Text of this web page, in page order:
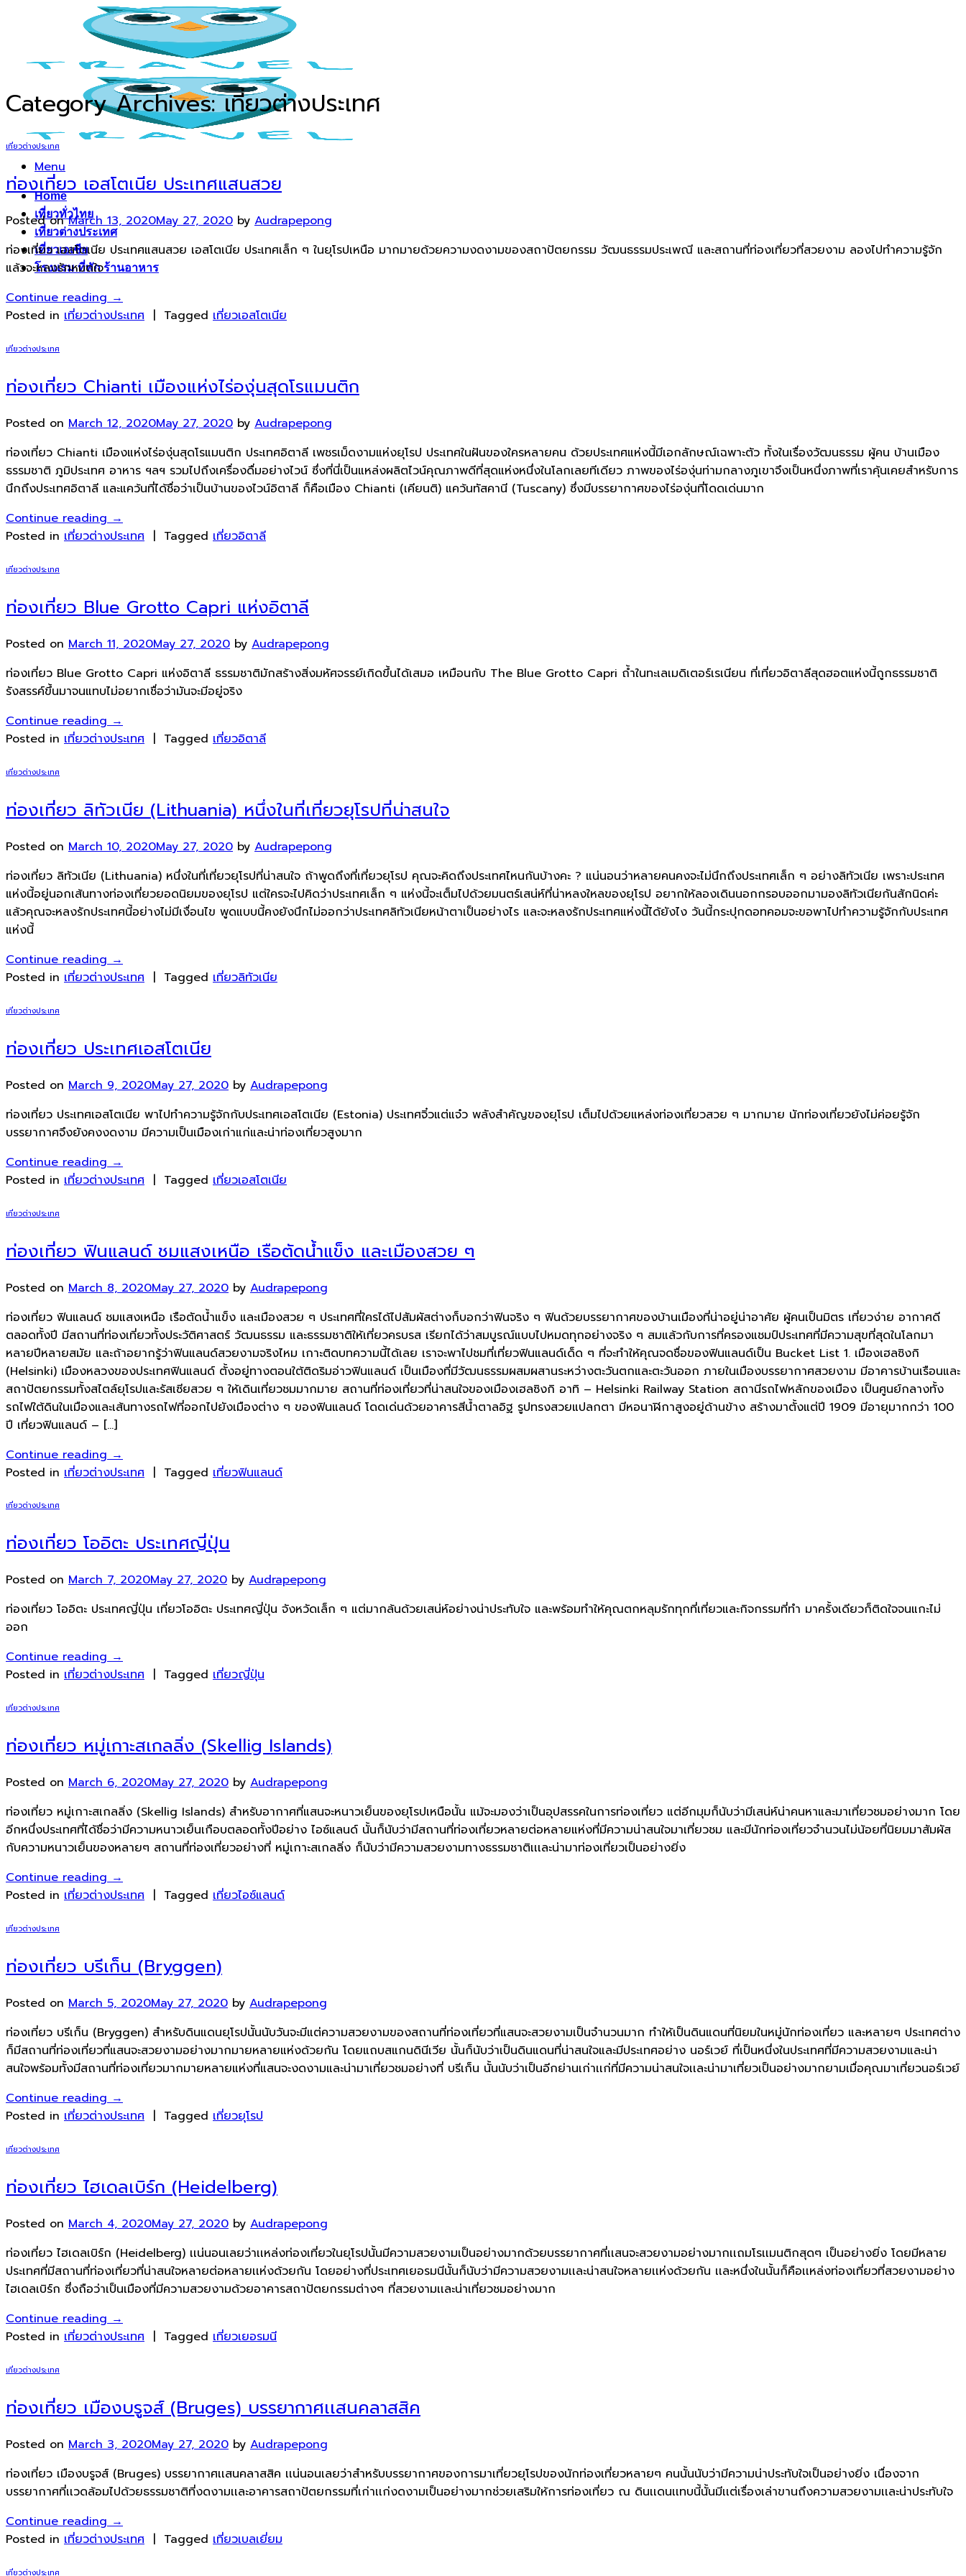
Menu
Home
เที่ยวทั่วไทย
เที่ยวต่างประเทศ
เที่ยวเอเชีย
โรงแรม ที่พัก ร้านอาหาร
Category Archives:เที่ยวต่างประเทศ
เที่ยวต่างประเทศ
ท่องเที่ยว เอสโตเนีย ประเทศแสนสวย
Posted onMarch 13, 2020May 27, 2020 by Audrapepong
ท่องเที่ยว เอสโตเนีย ประเทศแสนสวย เอสโตเนีย ประเทศเล็ก ๆ ในยุโรปเหนือ มากมายด้วยความงดงามของสถาปัตยกรรม วัฒนธรรมประเพณี และสถานที่ท่องเที่ยวที่สวยงาม ลองไปทำความรู้จัก
แล้วจะหลงรักหมดใจ
Continue reading→
Posted in เที่ยวต่างประเทศ | Tagged เที่ยวเอสโตเนีย
เที่ยวต่างประเทศ
ท่องเที่ยว Chianti เมืองแห่งไร่องุ่นสุดโรแมนติก
Posted on March 12, 2020May 27, 2020 by Audrapepong
ท่องเที่ยว Chianti เมืองแห่งไร่องุ่นสุดโรแมนติก ประเทศอิตาลี เพชรเม็ดงามแห่งยุโรป ประเทศในฝันของใครหลายคน ด้วยประเทศแห่งนี้มีเอกลักษณ์เฉพาะตัว ทั้งในเรื่องวัฒนธรรม ผู้คน บ้านเมือง
ธรรมชาติ ภูมิประเทศ อาหาร ฯลฯ รวมไปถึงเครื่องดื่มอย่างไวน์ ซึ่งที่นี่เป็นแหล่งผลิตไวน์คุณภาพดีที่สุดแห่งหนึ่งในโลกเลยทีเดียว ภาพของไร่องุ่นท่ามกลางภูเขาจึงเป็นหนึ่งภาพที่เราคุ้นเคยสำหรับการ
นึกถึงประเทศอิตาลี และแคว้นที่ได้ชื่อว่าเป็นบ้านของไวน์อิตาลี ก็คือเมือง Chianti (เคียนติ) แคว้นทัสคานี (Tuscany) ซึ่งมีบรรยากาศของไร่องุ่นที่โดดเด่นมาก
Continue reading→
Posted in เที่ยวต่างประเทศ | Tagged เที่ยวอิตาลี
เที่ยวต่างประเทศ
ท่องเที่ยว Blue Grotto Capri แห่งอิตาลี
Posted on March 11, 2020May 27, 2020 by Audrapepong
ท่องเที่ยว Blue Grotto Capri แห่งอิตาลี ธรรมชาติมักสร้างสิ่งมหัศจรรย์เกิดขึ้นได้เสมอ เหมือนกับ The Blue Grotto Capri ถ้ำในทะเลเมดิเตอร์เรเนียน ที่เที่ยวอิตาลีสุดฮอตแห่งนี้ถูกธรรมชาติ
รังสรรค์ขึ้นมาจนแทบไม่อยากเชื่อว่ามันจะมีอยู่จริง
Continue reading→
Posted in เที่ยวต่างประเทศ | Tagged เที่ยวอิตาลี
เที่ยวต่างประเทศ
ท่องเที่ยว ลิทัวเนีย (Lithuania) หนึ่งในที่เที่ยวยุโรปที่น่าสนใจ
Posted on March 10, 2020May 27, 2020 by Audrapepong
ท่องเที่ยว ลิทัวเนีย (Lithuania) หนึ่งในที่เที่ยวยุโรปที่น่าสนใจ ถ้าพูดถึงที่เที่ยวยุโรป คุณจะคิดถึงประเทศไหนกันบ้างคะ ? แน่นอนว่าหลายคนคงจะไม่นึกถึงประเทศเล็ก ๆ อย่างลิทัวเนีย เพราะประเทศ
แห่งนี้อยู่นอกเส้นทางท่องเที่ยวยอดนิยมของยุโรป แต่ใครจะไปคิดว่าประเทศเล็ก ๆ แห่งนี้จะเต็มไปด้วยมนตร์เสน่ห์ที่น่าหลงใหลของยุโรป อยากให้ลองเดินนอกกรอบออกมามองลิทัวเนียกันสักนิดค่ะ
แล้วคุณจะหลงรักประเทศนี้อย่างไม่มีเงื่อนไข พูดแบบนี้คงยังนึกไม่ออกว่าประเทศลิทัวเนียหน้าตาเป็นอย่างไร และจะหลงรักประเทศแห่งนี้ได้ยังไง วันนี้กระปุกดอทคอมจะขอพาไปทำความรู้จักกับประเทศ
แห่งนี้
Continue reading→
Posted in เที่ยวต่างประเทศ | Tagged เที่ยวลิทัวเนีย
เที่ยวต่างประเทศ
ท่องเที่ยว ประเทศเอสโตเนีย
Posted on March 9, 2020May 27, 2020 by Audrapepong
ท่องเที่ยว ประเทศเอสโตเนีย พาไปทำความรู้จักกับประเทศเอสโตเนีย (Estonia) ประเทศจิ๋วแต่แจ๋ว พลังสำคัญของยุโรป เต็มไปด้วยแหล่งท่องเที่ยวสวย ๆ มากมาย นักท่องเที่ยวยังไม่ค่อยรู้จัก
บรรยากาศจึงยังคงงดงาม มีความเป็นเมืองเก่าแก่และน่าท่องเที่ยวสูงมาก
Continue reading →
Posted in เที่ยวต่างประเทศ | Tagged เที่ยวเอสโตเนีย
เที่ยวต่างประเทศ
ท่องเที่ยว ฟินแลนด์ ชมแสงเหนือ เรือตัดน้ำแข็ง และเมืองสวย ๆ
Posted on March 8, 2020May 27, 2020 by Audrapepong
ท่องเที่ยว ฟินแลนด์ ชมแสงเหนือ เรือตัดน้ำแข็ง และเมืองสวย ๆ ประเทศที่ใครได้ไปสัมผัสต่างก็บอกว่าฟินจริง ๆ ฟินด้วยบรรยากาศของบ้านเมืองที่น่าอยู่น่าอาศัย ผู้คนเป็นมิตร เที่ยวง่าย อากาศดี
ตลอดทั้งปี มีสถานที่ท่องเที่ยวทั้งประวัติศาสตร์ วัฒนธรรม และธรรมชาติให้เที่ยวครบรส เรียกได้ว่าสมบูรณ์แบบไปหมดทุกอย่างจริง ๆ สมแล้วกับการที่ครองแชมป์ประเทศที่มีความสุขที่สุดในโลกมา
หลายปีหลายสมัย และถ้าอยากรู้ว่าฟินแลนด์สวยงามจริงไหม เกาะติดบทความนี้ได้เลย เราจะพาไปชมที่เที่ยวฟินแลนด์เด็ด ๆ ที่จะทำให้คุณจดชื่อของฟินแลนด์เป็น Bucket List 1. เมืองเฮลซิงกิ
(Helsinki) เมืองหลวงของประเทศฟินแลนด์ ตั้งอยู่ทางตอนใต้ติดริมอ่าวฟินแลนด์ เป็นเมืองที่มีวัฒนธรรมผสมผสานระหว่างตะวันตกและตะวันออก ภายในเมืองบรรยากาศสวยงาม มีอาคารบ้านเรือนและ
สถาปัตยกรรมทั้งสไตล์ยุโรปและรัสเซียสวย ๆ ให้เดินเที่ยวชมมากมาย สถานที่ท่องเที่ยวที่น่าสนใจของเมืองเฮลซิงกิ อาทิ – Helsinki Railway Station สถานีรถไฟหลักของเมือง เป็นศูนย์กลางทั้ง
รถไฟใต้ดินในเมืองและเส้นทางรถไฟที่ออกไปยังเมืองต่าง ๆ ของฟินแลนด์ โดดเด่นด้วยอาคารสีน้ำตาลอิฐ รูปทรงสวยแปลกตา มีหอนาฬิกาสูงอยู่ด้านข้าง สร้างมาตั้งแต่ปี 1909 มีอายุมากกว่า 100
ปี เที่ยวฟินแลนด์ – […]
Continue reading →
Posted in เที่ยวต่างประเทศ | Tagged เที่ยวฟินแลนด์
เที่ยวต่างประเทศ
ท่องเที่ยว โออิตะ ประเทศญี่ปุ่น
Posted on March 7, 2020May 27, 2020 by Audrapepong
ท่องเที่ยว โออิตะ ประเทศญี่ปุ่น เที่ยวโออิตะ ประเทศญี่ปุ่น จังหวัดเล็ก ๆ แต่มากล้นด้วยเสน่ห์อย่างน่าประทับใจ และพร้อมทำให้คุณตกหลุมรักทุกที่เที่ยวและกิจกรรมที่ทำ มาครั้งเดียวก็ติดใจจนแกะไม่
ออก
Continue reading→
Posted in เที่ยวต่างประเทศ | Tagged เที่ยวญี่ปุ่น
เที่ยวต่างประเทศ
ท่องเที่ยว หมู่เกาะสเกลลิ่ง (Skellig Islands)
Posted on March 6, 2020May 27, 2020 by Audrapepong
ท่องเที่ยว หมู่เกาะสเกลลิ่ง (Skellig Islands) สำหรับอากาศที่แสนจะหนาวเย็นของยุโรปเหนือนั้น แม้จะมองว่าเป็นอุปสรรคในการท่องเที่ยว แต่อีกมุมก็นับว่ามีเสน่ห์น่าคนหาและมาเที่ยวชมอย่างมาก โดย
อีกหนึ่งประเทศที่ได้ชื่อว่ามีความหนาวเย็นเกือบตลอดทั้งปีอย่าง ไอซ์แลนด์ นั้นก็นับว่ามีสถานที่ท่องเที่ยวหลายต่อหลายแห่งที่มีความน่าสนใจมาเที่ยวชม และมีนักท่องเที่ยวจำนวนไม่น้อยที่นิยมมาสัมผัส
กับความหนาวเย็นของหลายๆ สถานที่ท่องเที่ยวอย่างที่ หมู่เกาะสเกลลิ่ง ก็นับว่ามีความสวยงามทางธรรมชาติเเเละน่ามาท่องเที่ยวเป็นอย่างยิ่ง
Continue reading→
Posted in เที่ยวต่างประเทศ | Tagged เที่ยวไอซ์แลนด์
เที่ยวต่างประเทศ
ท่องเที่ยว บรีเก็น (Bryggen)
Posted on March 5, 2020May 27, 2020 by Audrapepong
ท่องเที่ยว บรีเก็น (Bryggen) สำหรับดินแดนยุโรปนั้นนับวันจะมีแต่ความสวยงามของสถานที่ท่องเที่ยวที่แสนจะสวยงามเป็นจำนวนมาก ทำให้เป็นดินแดนที่นิยมในหมู่นักท่องเที่ยว และหลายๆ ประเทศต่าง
ก็มีสถานที่ท่องเที่ยวที่แสนจะสวยงามอย่างมากมายหลายแห่งด้วยกัน โดยแถบสแกนดินีเวีย นั้นก็นับว่าเป็นดินแดนที่น่าสนใจและมีประเทศอย่าง นอร์เวย์ ที่เป็นหนึ่งในประเทศที่มีความสวยงามและน่า
สนใจพร้อมทั้งมีสถานที่ท่องเที่ยวมากมายหลายแห่งที่แสนจะงดงามและน่ามาเที่ยวชมอย่างที่ บรีเก็น นั้นนับว่าเป็นอีกย่านเก่าเเก่ที่มีความน่าสนใจเเละน่ามาเที่ยวเป็นอย่างมากยามเมื่อคุณมาเที่ยวนอร์เวย์
Continue reading→
Posted in เที่ยวต่างประเทศ | Tagged เที่ยวยุโรป
เที่ยวต่างประเทศ
ท่องเที่ยว ไฮเดลเบิร์ก (Heidelberg)
Posted on March 4, 2020May 27, 2020 by Audrapepong
ท่องเที่ยว ไฮเดลเบิร์ก (Heidelberg) เเน่นอนเลยว่าเเหล่งท่องเที่ยวในยุโรปนั้นมีความสวยงามเป็นอย่างมากด้วยบรรยากาศที่เเสนจะสวยงามอย่างมากเเถมโรเเมนติกสุดๆ เป็นอย่างยิ่ง โดยมีหลาย
ประเทศที่มีสถานที่ท่องเที่ยวที่น่าสนใจหลายต่อหลายเเห่งด้วยกัน โดยอย่างที่ประเทศเยอรมนีนั้นก็นับว่ามีความสวยงามเเละน่าสนใจหลายเเห่งด้วยกัน เเละหนึ่งในนั้นก็คือเเหล่งท่องเที่ยวที่สวยงามอย่าง
ไฮเดลเบิร์ก ซึ่งถือว่าเป็นเมืองที่มีความสวยงามด้วยอาคารสถาปัตยกรรมต่างๆ ที่สวยงามเเละน่าเที่ยวชมอย่างมาก
Continue reading→
Posted in เที่ยวต่างประเทศ | Tagged เที่ยวเยอรมนี
เที่ยวต่างประเทศ
ท่องเที่ยว เมืองบรูจส์ (Bruges) บรรยากาศเเสนคลาสสิค
Posted on March 3, 2020May 27, 2020 by Audrapepong
ท่องเที่ยว เมืองบรูจส์ (Bruges) บรรยากาศเเสนคลาสสิค เเน่นอนเลยว่าสำหรับบรรยากาศของการมาเที่ยวยุโรปของนักท่องเที่ยวหลายๆ คนนั้นนับว่ามีความน่าประทับใจเป็นอย่างยิ่ง เนื่องจาก
บรรยากาศที่เเวดล้อมไปด้วยธรรมชาติที่งดงามเเละอาคารสถาปัตยกรรมที่เก่าเเก่งดงามเป็นอย่างมากช่วยเสริมให้การท่องเที่ยว ณ ดินเเดนเเทบนี้นั้นมีเเต่เรื่องเล่าขานถึงความสวยงามเเละน่าประทับใจ
Continue reading →
Posted in เที่ยวต่างประเทศ | Tagged เที่ยวเบลเยี่ยม
เที่ยวต่างประเทศ